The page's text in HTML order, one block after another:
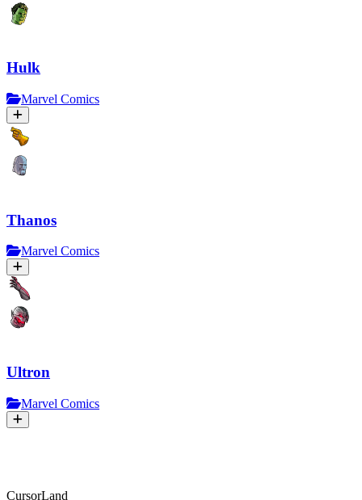
Hulk
Marvel Comics
Thanos
Marvel Comics
Ultron
Marvel Comics
CursorLand